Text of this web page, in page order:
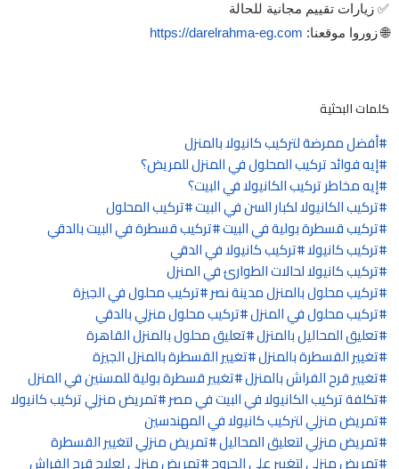
✅ زيارات تقييم مجانية للحالة
🌐 زوروا موقعنا: https://darelrahma-eg.com
كلمات البحثية
أفضل ممرضة لتركيب كانيولا بالمنزل
إيه فوائد تركيب المحلول في المنزل للمريض؟
إيه مخاطر تركيب الكانيولا في البيت؟
تركيب الكانيولا لكبار السن في البيت تركيب المحلول
تركيب قسطرة بولية في البيت تركيب قسطرة في البيت بالدقي
تركيب كانيولا تركيب كانيولا في الدقي
تركيب كانيولا لحالات الطوارئ في المنزل
تركيب محلول بالمنزل مدينة نصر تركيب محلول في الجيزة
تركيب محلول في المنزل تركيب محلول منزلي بالدقي
تعليق المحاليل بالمنزل تعليق محلول بالمنزل القاهرة
تغيير القسطرة بالمنزل تغيير القسطرة بالمنزل الجيزة
تغيير قرح الفراش بالمنزل تغيير قسطرة بولية للمسنين في المنزل
تكلفة تركيب الكانيولا في البيت في مصر تمريض منزلي تركيب كانيولا
تمريض منزلي لتركيب كانيولا في المهندسين
تمريض منزلي لتعليق المحاليل تمريض منزلي لتغيير القسطرة
تمريض منزلي لتغيير على الجروح تمريض منزلي لعلاج قرح الفراش